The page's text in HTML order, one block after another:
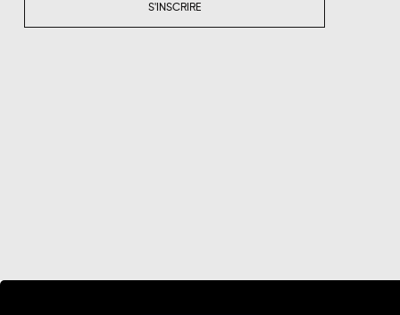
S'INSCRIRE